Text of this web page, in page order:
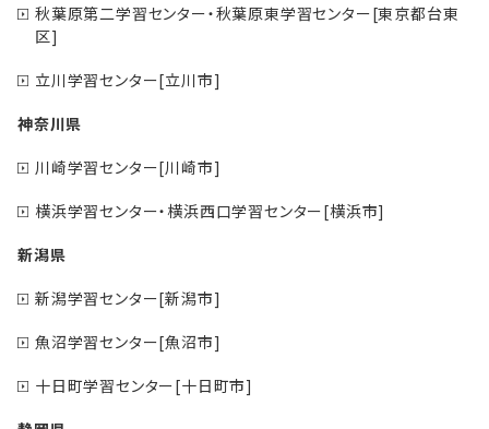
秋葉原第二学習センター・秋葉原東学習センター[東京都台東
区]
立川学習センター[立川市]
神奈川県
川崎学習センター[川崎市]
横浜学習センター・横浜西口学習センター[横浜市]
新潟県
新潟学習センター[新潟市]
魚沼学習センター[魚沼市]
十日町学習センター[十日町市]